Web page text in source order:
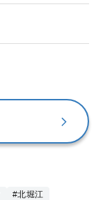
#北堀江